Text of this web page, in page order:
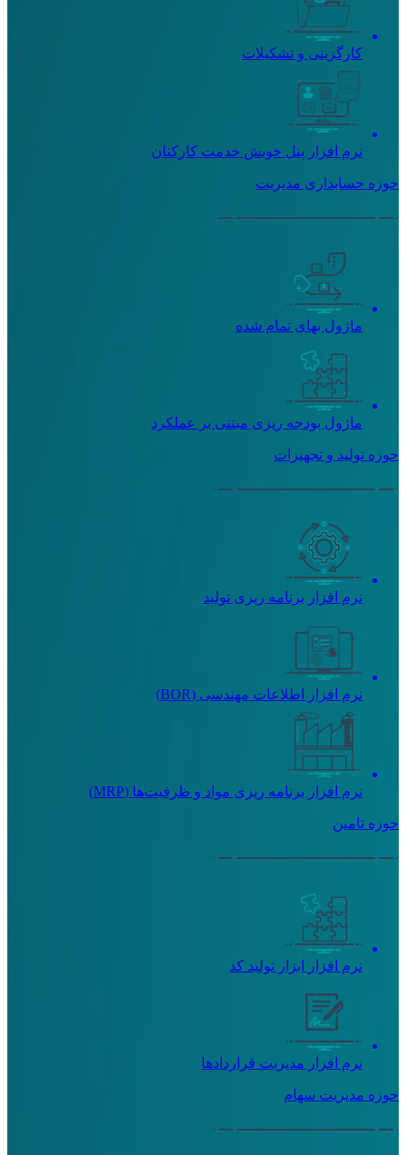
کارگزینی و تشکیلات
نرم افزار پنل خویش خدمت کارکنان
حوزه حسابداری مدیریت
ماژول بهای تمام شده
ماژول بودجه ریزی مبتنی بر عملکرد
حوزه تولید و تجهیزات
نرم افزار برنامه ریزی تولید
نرم افزار اطلاعات مهندسی (BOR)
نرم افزار برنامه ریزی مواد و ظرفیت‌ها (MRP)
حوزه تامین
نرم افزار ابزار تولید کد
نرم افزار مدیریت قراردادها
حوزه مدیریت سهام